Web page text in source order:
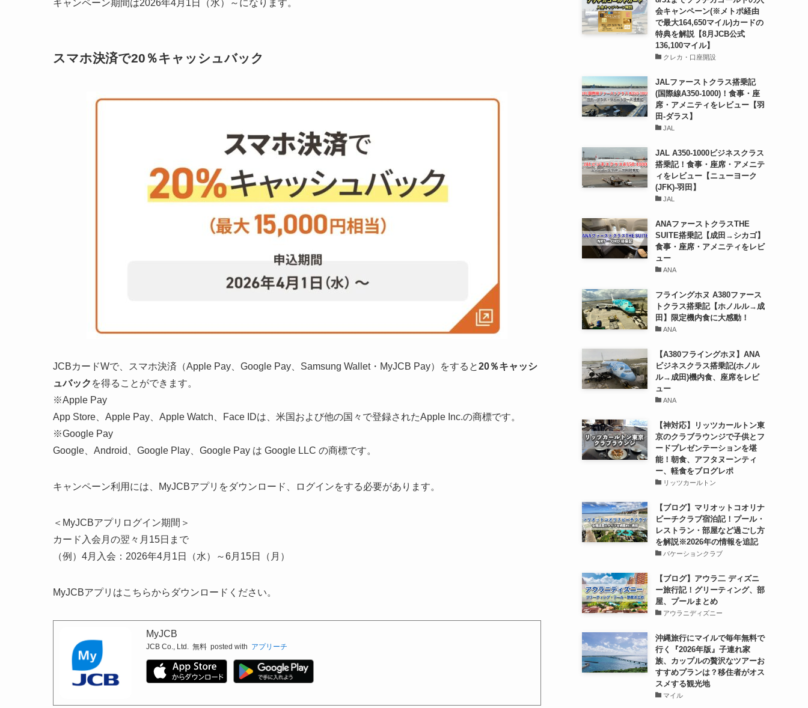
キャンペーン期間は2026年4月1日（水）～になります。
スマホ決済で20％キャッシュバック
JCBカードWで、スマホ決済（Apple Pay、Google Pay、Samsung Wallet・MyJCB Pay）をすると20％キャッシ
ュバック を得ることができます。
※Apple Pay
App Store、Apple Pay、Apple Watch、Face IDは、米国および他の国々で登録されたApple Inc.の商標です。
※Google Pay
Google、Android、Google Play、Google Pay は Google LLC の商標です。
キャンペーン利用には、MyJCBアプリをダウンロード、ログインをする必要があります。
＜MyJCBアプリログイン期間＞
カード入会月の翌々月15日まで
（例）4月入会：2026年4月1日（水）～6月15日（月）
MyJCBアプリはこちらからダウンロードください。
MyJCB
JCB Co., Ltd. 無料 posted with アプリーチ
会キャンペーン(※メトポ経由
で最大164,650マイル)カードの
特典を解説【8月JCB公式
136,100マイル】
クレカ・口座開設
JALファーストクラス搭乗記
(国際線A350-1000)！食事・座
席・アメニティをレビュー【羽
田-ダラス】
JAL
JAL A350-1000ビジネスクラス
搭乗記！食事・座席・アメニテ
ィをレビュー【ニューヨーク
(JFK)-羽田】
JAL
ANAファーストクラスTHE
SUITE搭乗記【成田→シカゴ】
食事・座席・アメニティをレビ
ュー
ANA
フライングホヌ A380ファース
トクラス搭乗記【ホノルル→成
田】限定機内食に大感動！
ANA
【A380フライングホヌ】ANA
ビジネスクラス搭乗記(ホノル
ル→成田)機内食、座席をレビ
ュー
ANA
【神対応】リッツカールトン東
京のクラブラウンジで子供とフ
ードプレゼンテーションを堪
能！朝食、アフタヌーンティ
ー、軽食をブログレポ
リッツカールトン
【ブログ】マリオットコオリナ
ビーチクラブ宿泊記！プール・
レストラン・部屋など過ごし方
を解説※2026年の情報を追記
バケーションクラブ
【ブログ】アウラ二 ディズニ
ー旅行記！グリーティング、部
屋、プールまとめ
アウラニディズニー
沖縄旅行にマイルで毎年無料で
行く『2026年版』子連れ家
族、カップルの贅沢なツアーお
すすめプランは？移住者がオス
スメする観光地
マイル